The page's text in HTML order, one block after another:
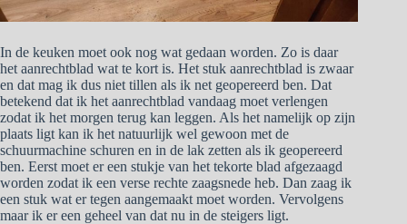
In de keuken moet ook nog wat gedaan worden. Zo is daar
het aanrechtblad wat te kort is. Het stuk aanrechtblad is zwaar
en dat mag ik dus niet tillen als ik net geopereerd ben. Dat
betekend dat ik het aanrechtblad vandaag moet verlengen
zodat ik het morgen terug kan leggen. Als het namelijk op zijn
plaats ligt kan ik het natuurlijk wel gewoon met de
schuurmachine schuren en in de lak zetten als ik geopereerd
ben. Eerst moet er een stukje van het tekorte blad afgezaagd
worden zodat ik een verse rechte zaagsnede heb. Dan zaag ik
een stuk wat er tegen aangemaakt moet worden. Vervolgens
maar ik er een geheel van dat nu in de steigers ligt.